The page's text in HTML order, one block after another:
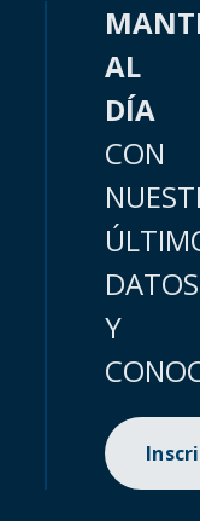
AL
DÍA
CON
DATOS
Y